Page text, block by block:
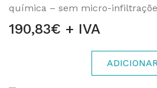
química – sem micro-
190,83€ + IVA